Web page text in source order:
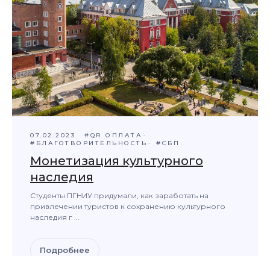
07.02.2023
#QR ОПЛАТА
#БЛАГОТВОРИТЕЛЬНОСТЬ
#СБП
Монетизация культурного
наследия
Студенты ПГНИУ придумали, как заработать на
привлечении туристов к сохранению культурного
наследия г ...
Подробнее